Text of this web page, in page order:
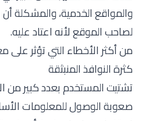
والمواقع الخدمية، والمشكلة
لصاحب الموقع لأنه اعتاد عليه.
من أكثر الأخطاء التي تؤثر على
كثرة النوافذ المنبثقة
تشتيت المستخدم بعدد كبير من
صعوبة الوصول للمعلومات